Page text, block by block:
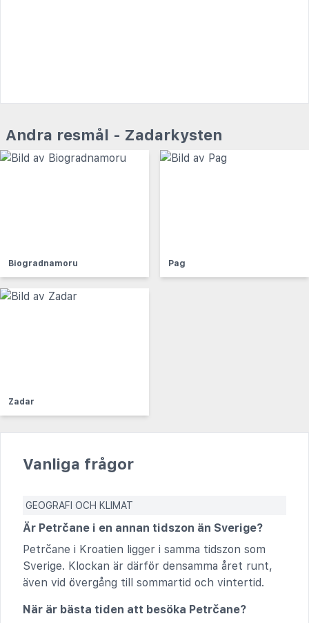
Andra resmål - Zadarkysten
Biogradnamoru Pag
Zadar
Vanliga frågor
GEOGRAFI OCH KLIMAT
Är Petrčane i en annan tidszon än Sverige?
Petrčane i Kroatien ligger i samma tidszon som
Sverige. Klockan är därför densamma året runt,
även vid övergång till sommartid och vintertid.
När är bästa tiden att besöka Petrčane?